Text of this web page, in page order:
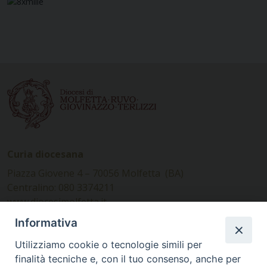
www.diocesimolfetta.it –
diocesimolfetta@pec.chiesacattolica.it
Ufficio Comunicazioni sociali
Informativa
Utilizziamo cookie o tecnologie simili per
finalità tecniche e, con il tuo consenso, anche per